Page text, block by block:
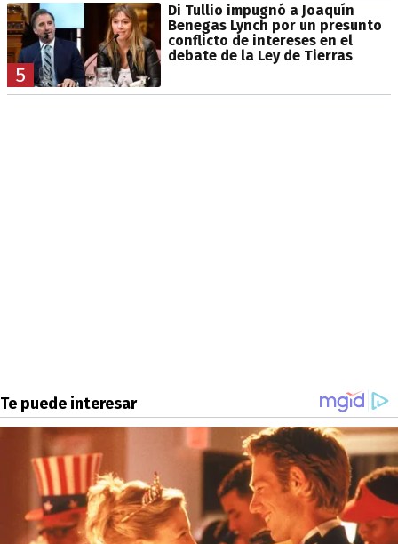
5
Di Tullio impugnó a Joaquín
Benegas Lynch por un presunto
conflicto de intereses en el
debate de la Ley de Tierras